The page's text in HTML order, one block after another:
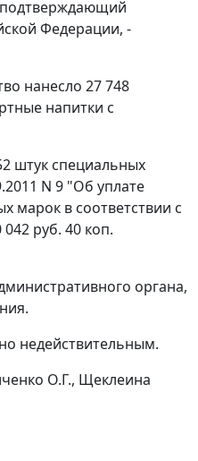
подтверждающий
Федерации, -
нанесло 27 748
напитки с
штук специальных
N 9 "Об уплате
марок в соответствии с
руб. 40 коп.
органа,
недействительным.
О.Г., Щеклеина